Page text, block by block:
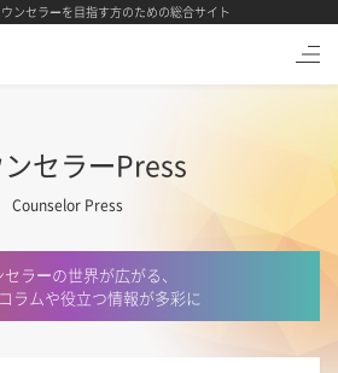
ンセラーを目指す方のための総合サイト
セラーPress
Counselor Press
ラーの世界が広がる、
ラムや役立つ情報が多彩に